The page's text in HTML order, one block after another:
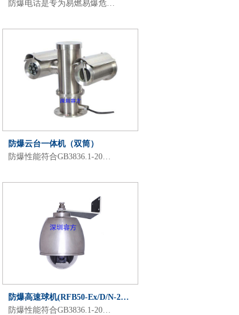
防爆电话是专为易燃易爆危…
防爆云台一体机（双筒）
防爆性能符合GB3836.1-20…
防爆高速球机(RFB50-Ex/D/N-2…
防爆性能符合GB3836.1-20…